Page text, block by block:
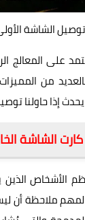
الشاشة
على المعالج
من
إذا حاولنا
الشاشة
الأشخاص الذين
ملاحظة أن